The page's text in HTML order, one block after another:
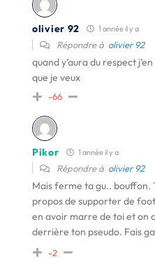
olivier 92 1 année il y a
Répondre à olivier 92
quand y’aura du respect
que je veux
-66
Pikor 1 année il y a
Répondre à olivier 92
Mais ferme ta gu.. bouffon.
propos de supporter de
en avoir marre de toi et on
derrière ton pseudo. Fais
-2